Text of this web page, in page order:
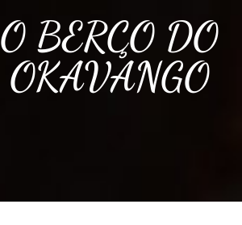
O BERÇO DO
OKAVANGO